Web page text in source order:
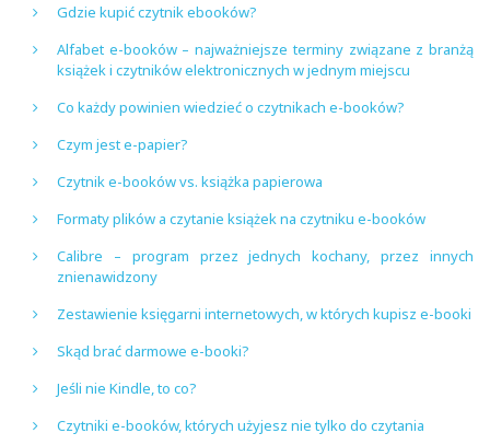
Gdzie kupić czytnik ebooków?
Alfabet e-booków – najważniejsze terminy związane z branżą
książek i czytników elektronicznych w jednym miejscu
Co każdy powinien wiedzieć o czytnikach e-booków?
Czym jest e-papier?
Czytnik e-booków vs. książka papierowa
Formaty plików a czytanie książek na czytniku e-booków
Calibre – program przez jednych kochany, przez innych
znienawidzony
Zestawienie księgarni internetowych, w których kupisz e-booki
Skąd brać darmowe e-booki?
Jeśli nie Kindle, to co?
Czytniki e-booków, których użyjesz nie tylko do czytania